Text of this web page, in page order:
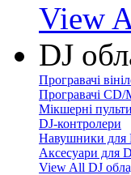
View
DJ
Програвачі
Програвачі
Мікшерні
DJ-контролери
Навушники для
Аксесуари для
View All DJ